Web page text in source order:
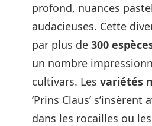
profond, nuances
audacieuses. Cette
par plus de 300
un nombre
cultivars. Les variétés
‘Prins Claus’ s’insèrent
dans les rocailles ou